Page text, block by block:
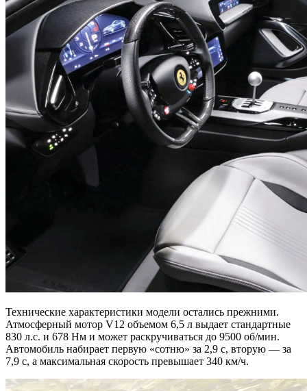
Технические характеристики модели остались прежними.
Атмосферный мотор V12 объемом 6,5 л выдает стандартные
830 л.с. и 678 Нм и может раскручиваться до 9500 об/мин.
Автомобиль набирает первую «сотню» за 2,9 с, вторую — за
7,9 с, а максимальная скорость превышает 340 км/ч.